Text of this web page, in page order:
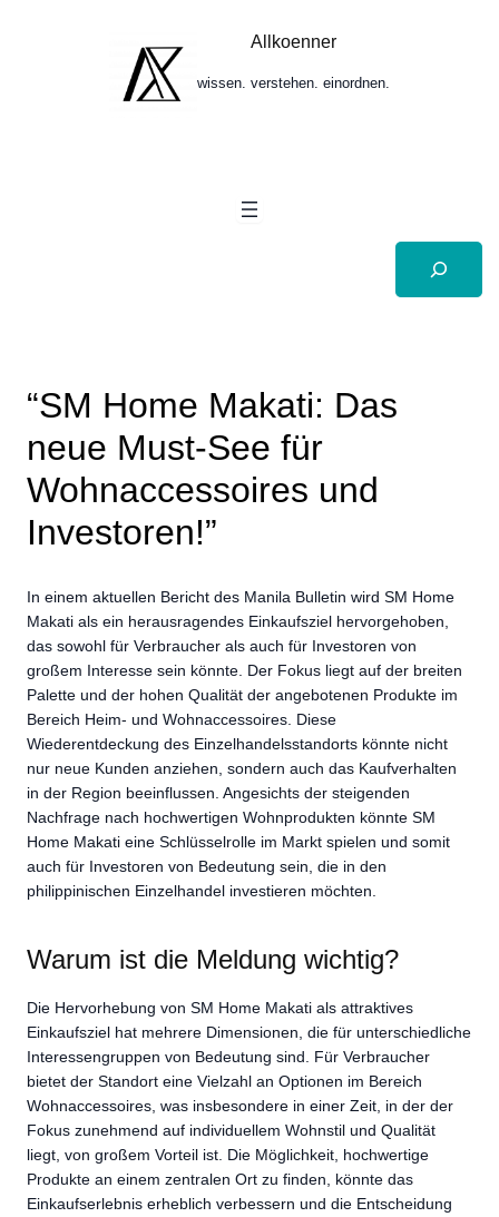
Allkoenner
wissen. verstehen. einordnen.
Suchen
“SM Home Makati: Das
neue Must-See für
Wohnaccessoires und
Investoren!”
In einem aktuellen Bericht des Manila Bulletin wird SM Home
Makati als ein herausragendes Einkaufsziel hervorgehoben,
das sowohl für Verbraucher als auch für Investoren von
großem Interesse sein könnte. Der Fokus liegt auf der breiten
Palette und der hohen Qualität der angebotenen Produkte im
Bereich Heim- und Wohnaccessoires. Diese
Wiederentdeckung des Einzelhandelsstandorts könnte nicht
nur neue Kunden anziehen, sondern auch das Kaufverhalten
in der Region beeinflussen. Angesichts der steigenden
Nachfrage nach hochwertigen Wohnprodukten könnte SM
Home Makati eine Schlüsselrolle im Markt spielen und somit
auch für Investoren von Bedeutung sein, die in den
philippinischen Einzelhandel investieren möchten.
Warum ist die Meldung wichtig?
Die Hervorhebung von SM Home Makati als attraktives
Einkaufsziel hat mehrere Dimensionen, die für unterschiedliche
Interessengruppen von Bedeutung sind. Für Verbraucher
bietet der Standort eine Vielzahl an Optionen im Bereich
Wohnaccessoires, was insbesondere in einer Zeit, in der der
Fokus zunehmend auf individuellem Wohnstil und Qualität
liegt, von großem Vorteil ist. Die Möglichkeit, hochwertige
Produkte an einem zentralen Ort zu finden, könnte das
Einkaufserlebnis erheblich verbessern und die Entscheidung